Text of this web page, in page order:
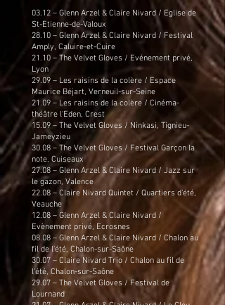
03.12 – Glenn Arzel & Claire Nivard / Eglise de
St-Etienne-de-Valoux
28.10 – Glenn Arzel & Claire Nivard / Festival
Amply, Caluire-et-Cuire
21.10 – The Velvet Gloves / Evénement privé,
Lyon
29.09 – Les raisins de la colère / Espace
Maurice Béjart, Verneuil-sur-Seine
21.09 – Les raisins de la colère / Cinéma-
théâtre l'Eden, Crest
15.09 – The Velvet Gloves / Ninkasi, Tignieu-
Jameyzieu
30.08 – The Velvet Gloves / Festival Garçon la
note, Cuiseaux
27.08 – Glenn Arzel & Claire Nivard / Jazz sur
le gazon, Valence
22.08 – Claire Nivard Quintet / Quartiers d'été,
Veauche
12.08 – Glenn Arzel & Claire Nivard /
Evènement privé, Ecrosnes
08.08 – Glenn Arzel & Claire Nivard / Chalon au
fil de l'été, Chalon-sur-Saône
30.07 – Claire Nivard Trio / Chalon au fil de
l'été, Chalon-sur-Saône
29.07 – The Velvet Gloves / Festival de
Lournand